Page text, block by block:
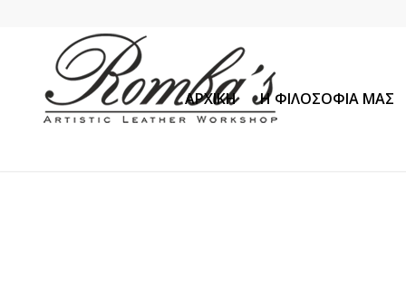
ΑΡΧΙΚΗ Η ΦΙΛΟΣΟΦΙΑ ΜΑΣ